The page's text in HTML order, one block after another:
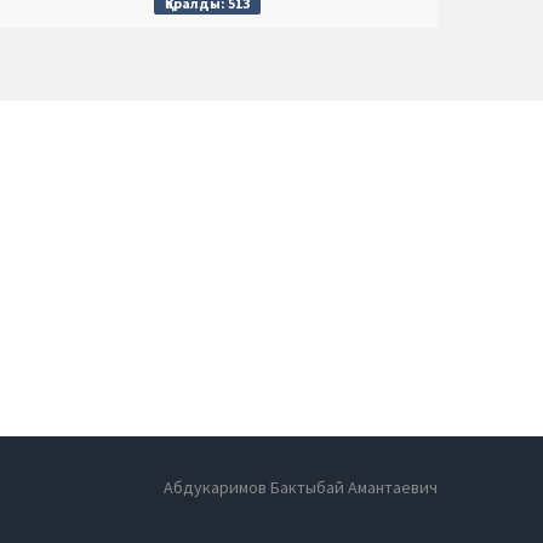
Абдукаримов Бактыбай Амантаевич